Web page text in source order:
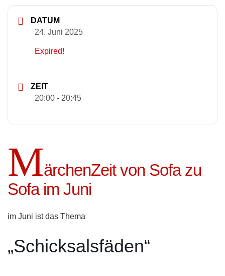
DATUM
24. Juni 2025
Expired!
ZEIT
20:00 - 20:45
MärchenZeit von Sofa zu
Sofa im Juni
im Juni ist das Thema
„Schicksalsfäden“